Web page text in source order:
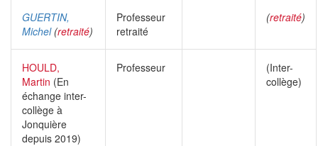
GUERTIN,
Michel(retraité)
Professeur
retraité
(retraité)
HOULD,
Martin (En
échange inter-
collège à
Jonquière
depuis 2019)
Professeur
(Inter-
collège)